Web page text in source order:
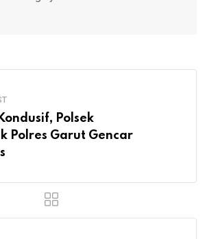
Polsek
Polres Garut Gencar